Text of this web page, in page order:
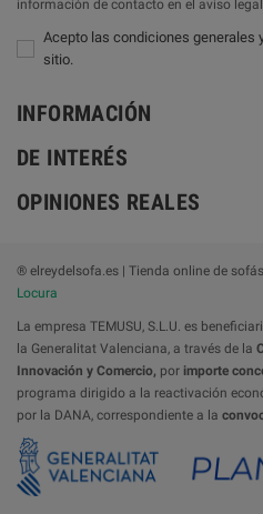
información de contacto en el aviso legal.
Acepto las condiciones generales
sitio.
INFORMACIÓN
DE INTERÉS
OPINIONES REALES
® elreydelsofa.es | Tienda online de
Locura
La empresa TEMUSU, S.L.U. es
la Generalitat Valenciana, a través de la
Innovación y Comercio, por importe
programa dirigido a la reactivación
por la DANA, correspondiente a la